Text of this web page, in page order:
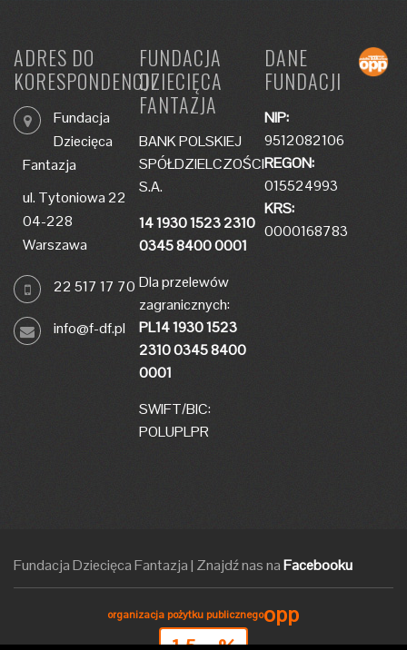
ADRES DO
KORESPONDENCJI
Fundacja
Dziecięca
Fantazja
ul. Tytoniowa 22
04-228
Warszawa
22 517 17 70
info@f-df.pl
FUNDACJA
DZIECIĘCA
FANTAZJA
BANK POLSKIEJ
SPÓŁDZIELCZOŚCI
S.A.
14 1930 1523 2310
0345 8400 0001
Dla przelewów
zagranicznych:
PL14 1930 1523
2310 0345 8400
0001
SWIFT/BIC:
POLUPLPR
DANE
FUNDACJI
NIP:
9512082106
REGON:
015524993
KRS:
0000168783
Fundacja Dziecięca Fantazja| Znajdź nas naFacebooku
organizacja pożytku publicznegoopp